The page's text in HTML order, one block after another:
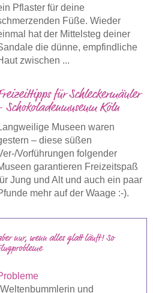
Pflaster für deine
Füße. Wieder
hat der Mittelsteg deiner
die dünne, empfindliche
zwischen ...
für Schleckermäuler
Schokoladenmuseum Köln
Museen waren
– diese süßen
Vorführungen folgender
garantieren Freizeitspaß
Jung und Alt und auch ein paar
mehr auf der Waage :-).
nur, wenn alles glatt läuft! So
und